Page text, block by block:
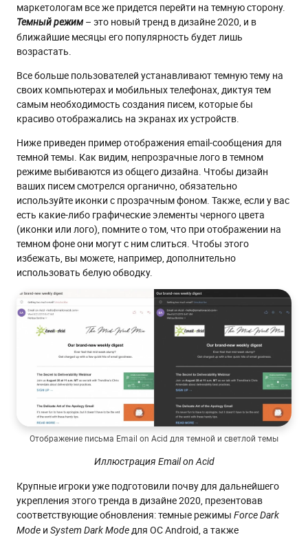
маркетологам все же придется перейти на темную сторону.
Темный режим – это новый тренд в дизайне 2020, и в
ближайшие месяцы его популярность будет лишь
возрастать.
Все больше пользователей устанавливают темную тему на
своих компьютерах и мобильных телефонах, диктуя тем
самым необходимость создания писем, которые бы
красиво отображались на экранах их устройств.
Ниже приведен пример отображения email-сообщения для
темной темы. Как видим, непрозрачные лого в темном
режиме выбиваются из общего дизайна. Чтобы дизайн
ваших писем смотрелся органично, обязательно
используйте иконки с прозрачным фоном. Также, если у вас
есть какие-либо графические элементы черного цвета
(иконки или лого), помните о том, что при отображении на
темном фоне они могут с ним слиться. Чтобы этого
избежать, вы можете, например, дополнительно
использовать белую обводку.
Отображение письма Email on Acid для темной и светлой темы
Иллюстрация Email on Acid
Крупные игроки уже подготовили почву для дальнейшего
укрепления этого тренда в дизайне 2020, презентовав
соответствующие обновления: темные режимы Force Dark
Mode и System Dark Modeдля ОС Android, а также